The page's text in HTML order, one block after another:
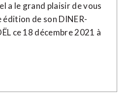
a le grand plaisir de vous
de son DINER-
ce 18 décembre 2021 à